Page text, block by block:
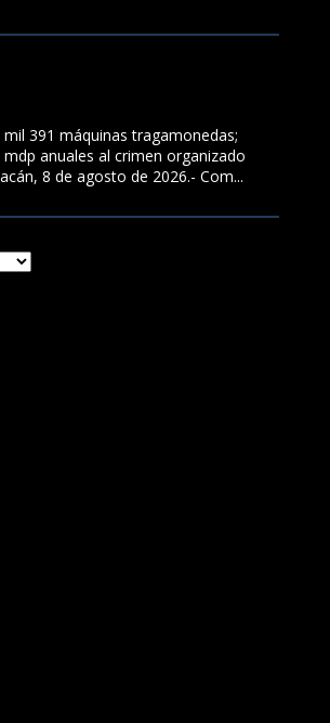
mil 391 máquinas tragamonedas;
anuales al crimen organizado
8 de agosto de 2026.- Com...